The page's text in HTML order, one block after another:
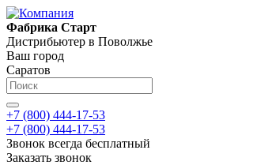
Фабрика Старт
Дистрибьютер в Поволжье
Ваш город
Саратов
+7 (800) 444-17-53
+7 (800) 444-17-53
Звонок всегда бесплатный
Заказать звонок